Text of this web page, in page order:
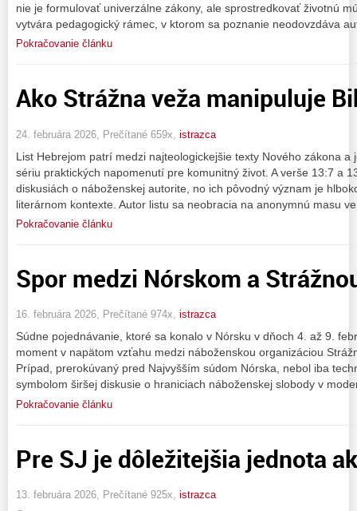
nie je formulovať univerzálne zákony, ale sprostredkovať životnú
vytvára pedagogický rámec, v ktorom sa poznanie neodovzdáva
Pokračovanie článku
Ako Strážna veža manipuluje
24. februára 2026, Prečítané 659x, istrazca
List Hebrejom patrí medzi najteologickejšie texty Nového zákona a
sériu praktických napomenutí pre komunitný život. A verše 13:7 a
diskusiách o náboženskej autorite, no ich pôvodný význam je
literárnom kontexte. Autor listu sa neobracia na anonymnú masu
Pokračovanie článku
Spor medzi Nórskom a
16. februára 2026, Prečítané 974x, istrazca
Súdne pojednávanie, ktoré sa konalo v Nórsku v dňoch 4. až 9.
moment v napätom vzťahu medzi náboženskou organizáciou
Prípad, prerokúvaný pred Najvyšším súdom Nórska, nebol iba
symbolom širšej diskusie o hraniciach náboženskej slobody v
Pokračovanie článku
Pre SJ je dôležitejšia jednota
13. februára 2026, Prečítané 925x, istrazca